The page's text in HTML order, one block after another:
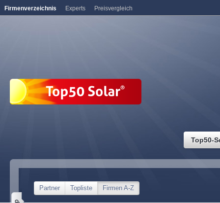
Top50-
Partner Topliste Firmen A-Z
Firmenverzeichnis Experts Preisvergleich